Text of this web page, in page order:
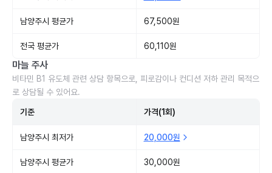
남양주시 평균가 67,500원
전국 평균가 60,110원
마늘 주사
비타민 B1 유도체 관련 상담 항목으로, 피로감이나 컨디션 저하 관리 목적으
로 상담될 수 있어요.
기준 가격(1회)
남양주시 최저가 20,000원
남양주시 평균가 30,000원